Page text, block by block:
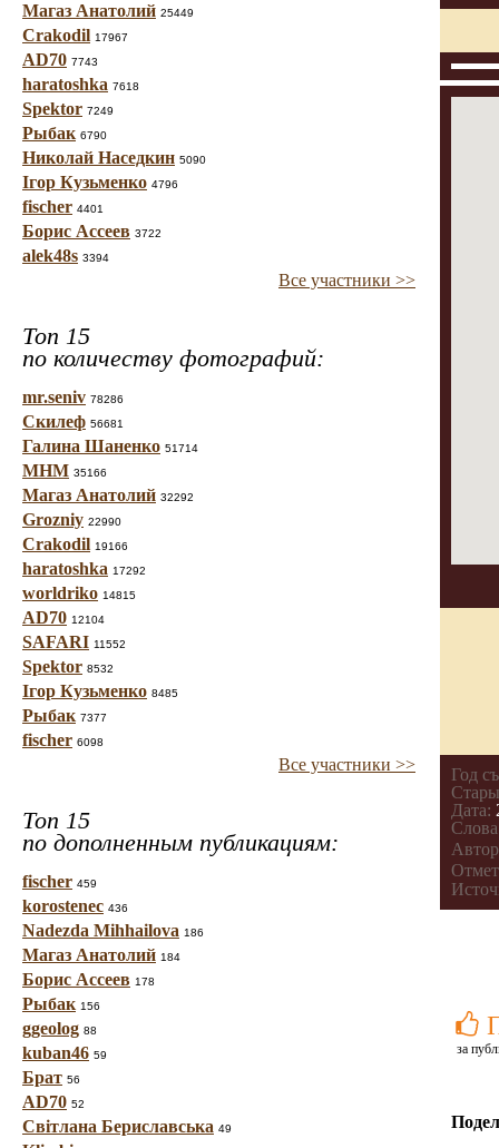
Магаз Анатолий 25449
Crakodil 17967
AD70 7743
haratoshka 7618
Spektor 7249
Рыбак 6790
Николай Наседкин 5090
Ігор Кузьменко 4796
fischer 4401
Борис Ассеев 3722
alek48s 3394
Все участники >>
Топ 15
по количеству фотографий:
mr.seniv 78286
Скилеф 56681
Галина Шаненко 51714
МНМ 35166
Магаз Анатолий 32292
Grozniy 22990
Crakodil 19166
haratoshka 17292
worldriko 14815
AD70 12104
SAFARI 11552
Spektor 8532
Ігор Кузьменко 8485
Рыбак 7377
fischer 6098
Все участники >>
Топ 15
по дополненным публикациям:
fischer 459
korostenec 436
Nadezda Mihhailova 186
Магаз Анатолий 184
Борис Ассеев 178
Рыбак 156
ggeolog 88
kuban46 59
Брат 56
AD70 52
Світлана Бериславська 49
Год
Дата:
за